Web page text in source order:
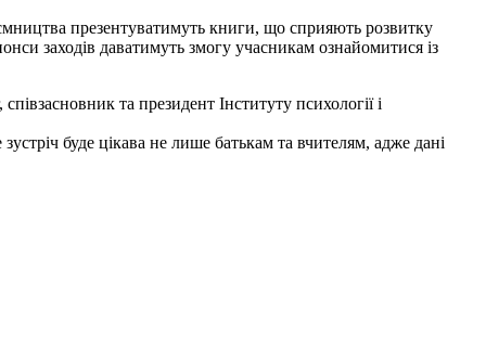
презентуватимуть книги, що сприяють розвитку
заходів даватимуть змогу учасникам ознайомитися із
та президент Інституту психології і
буде цікава не лише батькам та вчителям, адже дані